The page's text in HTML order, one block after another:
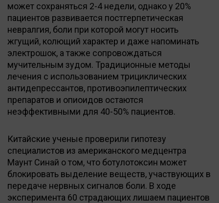
может сохраняться 2-4 недели, однако у 20%
пациентов развивается постгерпетическая
невралгия, боли при которой могут носить
жгущий, колющий характер и даже напоминать
электрошок, а также сопровождаться
мучительным зудом. Традиционные методы
лечения с использованием трициклических
антидепрессантов, противоэпилептических
препаратов и опиоидов остаются
неэффективными для 40-50% пациентов.
Китайские ученые проверили гипотезу
специалистов из американского медцентра
Маунт Синай о том, что ботулотоксин может
блокировать выделение веществ, участвующих в
передаче нервных сигналов боли. В ходе
эксперимента 60 страдающих лишаем пациентов